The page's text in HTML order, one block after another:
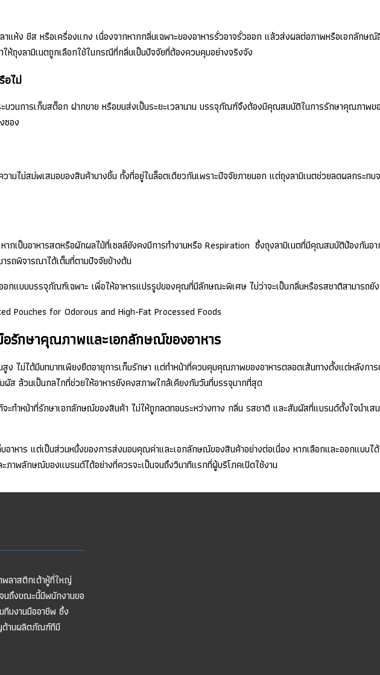
าแห้ง ชีส หรือเครื่องแกง เนื่องจากหากกลิ่นเฉพาะของอาหารรั่วอาจรั่วออก แล้วส่งผลต่อภาพหรือเอกลัก
ให้ถุงลามิเนตถูกเลือกใช้ในกรณีที่กลิ่นเป็นปัจจัยที่ต้องควบคุมอย่างจริงจัง
อไม่
วนการเก็บสต็อก ฝากขาย หรือขนส่งเป็นระยะเวลานาน บรรจุภัณฑ์จึงต้องมีคุณสมบัติในการรักษาคุณภาพข
ซอง
ามไม่สม่พเสมอของสินค้าบางชิ้น ทั้งที่อยู่ในล็อตเดียวกันเพราะปัจจัยภายนอก แต่ถุงลามิเนตช่วยลดผลกร
กเป็นอาหารสดหรือผักผลไม้ที่เซลล์ยังคงมีการทำงานหรือ Respiration ซึ่งถุงลามิเนตที่มีคุณสมบัติป้องกันอา
รถพิจารณาได้เต็มที่ตามปัจจัยข้างต้น
อกแบบบรรจุภัณฑ์เฉพาะ เพื่อให้อาหารแปรรูปของคุณที่มีลักษณะพิเศษ ไม่ว่าจะเป็นกลิ่นหรือรสชาติสามารถ
อรักษาคุณภาพและเอกลักษณ์ของอาหาร
ง ไม่ได้มีบทบาทเพียงยืดอายุการเก็บรักษา แต่ทำหน้าที่ควบคุมคุณภาพของอาหารตลอดเส้นทางตั้งแต่หลังก
ส ล้วนเป็นกลไกที่ช่วยให้อาหารยังคงสภาพใกล้เคียงกับวันที่บรรจุมากที่สุด
ะทำหน้าที่รักษาเอกลักษณ์ของสินค้า ไม่ให้ถูกลดทอนระหว่างทาง กลิ่น รสชาติ และสัมผัสที่แบรนด์ตั้งใจนำเ
อาหาร แต่เป็นส่วนหนึ่งของการส่งมอบคุณค่าและเอกลักษณ์ของสินค้าอย่างต่อเนื่อง หากเลือกและออกแบบไ
าพลักษณ์ของแบรนด์ได้อย่างที่ควรจะเป็นจนถึงวินาทีแรกที่ผู้บริโภคเปิดใช้งาน
พลาสติกเต้าหู้ที่ใหญ่
นถึงขณะนี้มีพนักงานขอ
ทีมงานมืออาชีพ ซึ่ง
ด้านผลิตภัณฑ์ทีมี